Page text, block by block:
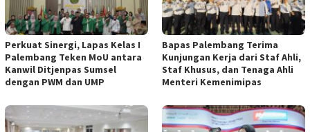
Perkuat Sinergi, Lapas Kelas I
Palembang Teken MoU antara
Kanwil Ditjenpas Sumsel
dengan PWM dan UMP
Bapas Palembang Terima
Kunjungan Kerja dari Staf Ahli,
Staf Khusus, dan Tenaga Ahli
Menteri Kemenimipas